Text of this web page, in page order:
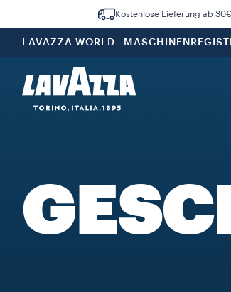
Kostenlose Lieferung ab
LAVAZZA WORLD